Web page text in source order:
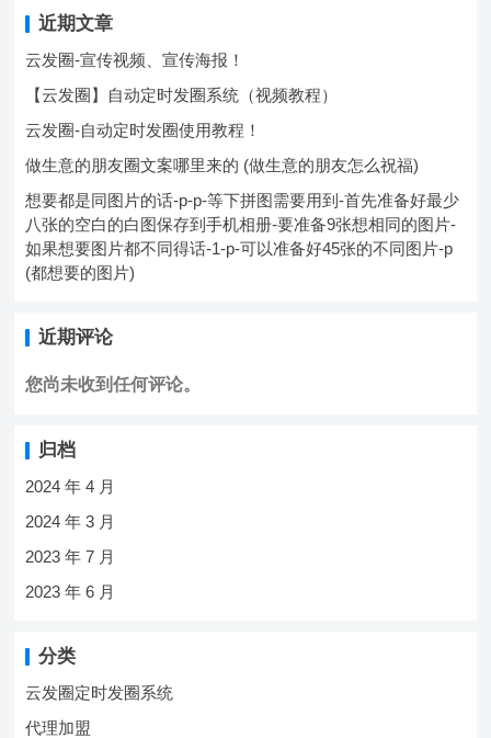
近期文章
云发圈-宣传视频、宣传海报！
【云发圈】自动定时发圈系统（视频教程）
云发圈-自动定时发圈使用教程！
做生意的朋友圈文案哪里来的 (做生意的朋友怎么祝福)
想要都是同图片的话-p-p-等下拼图需要用到-首先准备好最少
八张的空白的白图保存到手机相册-要准备9张想相同的图片-
如果想要图片都不同得话-1-p-可以准备好45张的不同图片-p
(都想要的图片)
近期评论
您尚未收到任何评论。
归档
2024 年 4 月
2024 年 3 月
2023 年 7 月
2023 年 6 月
分类
云发圈定时发圈系统
代理加盟